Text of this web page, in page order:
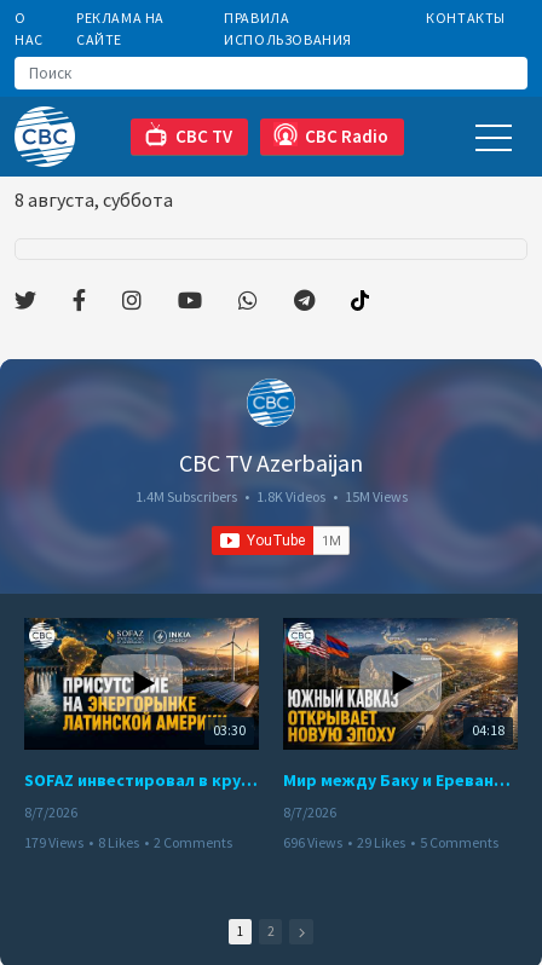
О
НАС
РЕКЛАМА НА
САЙТЕ
ПРАВИЛА
ИСПОЛЬЗОВАНИЯ
КОНТАКТЫ
CBC TV CBC Radio
8 августа, суббота
CBC TV Azerbaijan
1.4M Subscribers • 1.8K Videos • 15M Views
03:30
SOFAZ инвестировал в крупнейшего независимого производителя электроэнергии Перу
8/7/2026
179 Views • 8 Likes • 2 Comments
04:18
Мир между Баку и Ереваном запускает крупные логистические проекты
8/7/2026
696 Views • 29 Likes • 5 Comments
1 2